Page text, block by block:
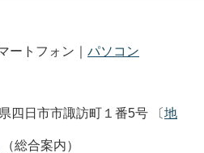
ートフォン｜ パソコン
四日市市諏訪町１番5号 〔地
（総合案内）